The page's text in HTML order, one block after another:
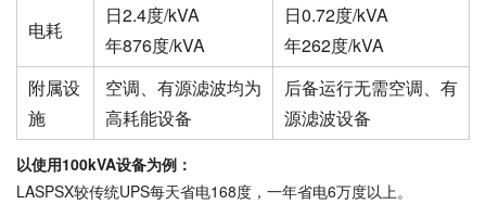
电耗
日2.4度/kVA
年876度/kVA
日0.72度/kVA
年262度/kVA
附属设
施
空调、有源滤波均为
高耗能设备
后备运行无需空调、有
源滤波设备
以使用100kVA设备为例：
LASPSX较传统UPS每天省电168度，一年省电6万度以上。